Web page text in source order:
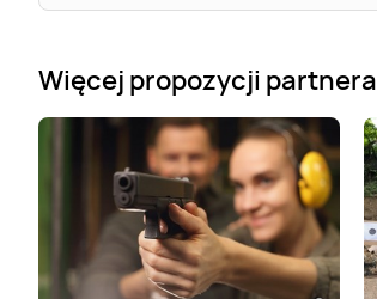
Więcej propozycji partnera